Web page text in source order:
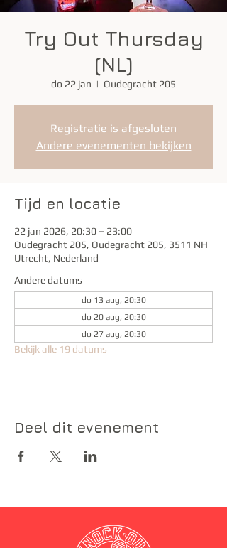
Try Out Thursday
(NL)
do 22 jan
  |
Oudegracht 205
Registratie is afgesloten
Andere evenementen bekijken
Tijd en locatie
22 jan 2026, 20:30 – 23:00
Oudegracht 205, Oudegracht 205, 3511 NH
Utrecht, Nederland
Andere datums
do 13 aug, 20:30
do 20 aug, 20:30
do 27 aug, 20:30
Bekijk alle 19 datums
Deel dit evenement